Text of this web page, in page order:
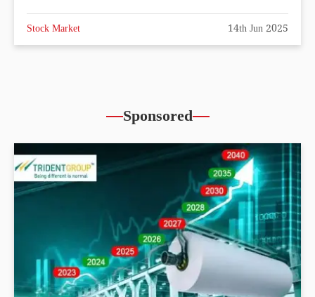
Stock Market 14th Jun 2025
Sponsored